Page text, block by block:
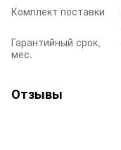
Комплект поставки
Гарантийный срок,
мес.
Отзывы